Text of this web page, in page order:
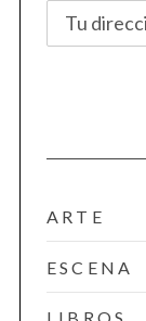
ARTE
ESCENA